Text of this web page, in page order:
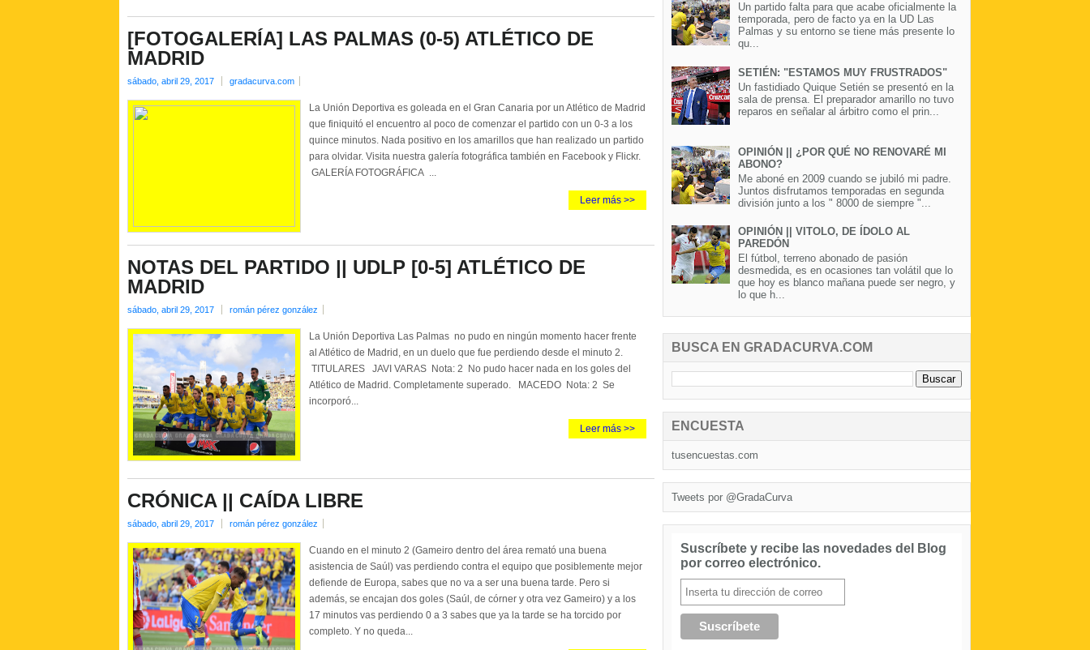
[FOTOGALERÍA] LAS PALMAS (0-5) ATLÉTICO DE
MADRID
sábado, abril 29, 2017 gradacurva.com
La Unión Deportiva es goleada en el Gran Canaria por un Atlético de Madrid
que finiquitó el encuentro al poco de comenzar el partido con un 0-3 a los
quince minutos. Nada positivo en los amarillos que han realizado un partido
para olvidar. Visita nuestra galería fotográfica también en Facebook y Flickr.
GALERÍA FOTOGRÁFICA ...
Leer más >>
NOTAS DEL PARTIDO || UDLP [0-5] ATLÉTICO DE
MADRID
sábado, abril 29, 2017 román pérez gonzález
La Unión Deportiva Las Palmas no pudo en ningún momento hacer frente
al Atlético de Madrid, en un duelo que fue perdiendo desde el minuto 2.
TITULARES JAVI VARAS Nota: 2 No pudo hacer nada en los goles del
Atlético de Madrid. Completamente superado. MACEDO Nota: 2 Se
incorporó...
Leer más >>
CRÓNICA || CAÍDA LIBRE
sábado, abril 29, 2017 román pérez gonzález
Cuando en el minuto 2 (Gameiro dentro del área remató una buena
asistencia de Saúl) vas perdiendo contra el equipo que posiblemente mejor
defiende de Europa, sabes que no va a ser una buena tarde. Pero si
además, se encajan dos goles (Saúl, de córner y otra vez Gameiro) y a los
17 minutos vas perdiendo 0 a 3 sabes que ya la tarde se ha torcido por
completo. Y no queda...
Un partido falta para que acabe oficialmente la
temporada, pero de facto ya en la UD Las
Palmas y su entorno se tiene más presente lo
qu...
SETIÉN: "ESTAMOS MUY FRUSTRADOS"
Un fastidiado Quique Setién se presentó en la
sala de prensa. El preparador amarillo no tuvo
reparos en señalar al árbitro como el prin...
OPINIÓN || ¿POR QUÉ NO RENOVARÉ MI
ABONO?
Me aboné en 2009 cuando se jubiló mi padre.
Juntos disfrutamos temporadas en segunda
división junto a los " 8000 de siempre "...
OPINIÓN || VITOLO, DE ÍDOLO AL
PAREDÓN
El fútbol, terreno abonado de pasión
desmedida, es en ocasiones tan volátil que lo
que hoy es blanco mañana puede ser negro, y
lo que h...
BUSCA EN GRADACURVA.COM
ENCUESTA
tusencuestas.com
Tweets por @GradaCurva
Suscríbete y recibe las novedades del Blog
por correo electrónico.